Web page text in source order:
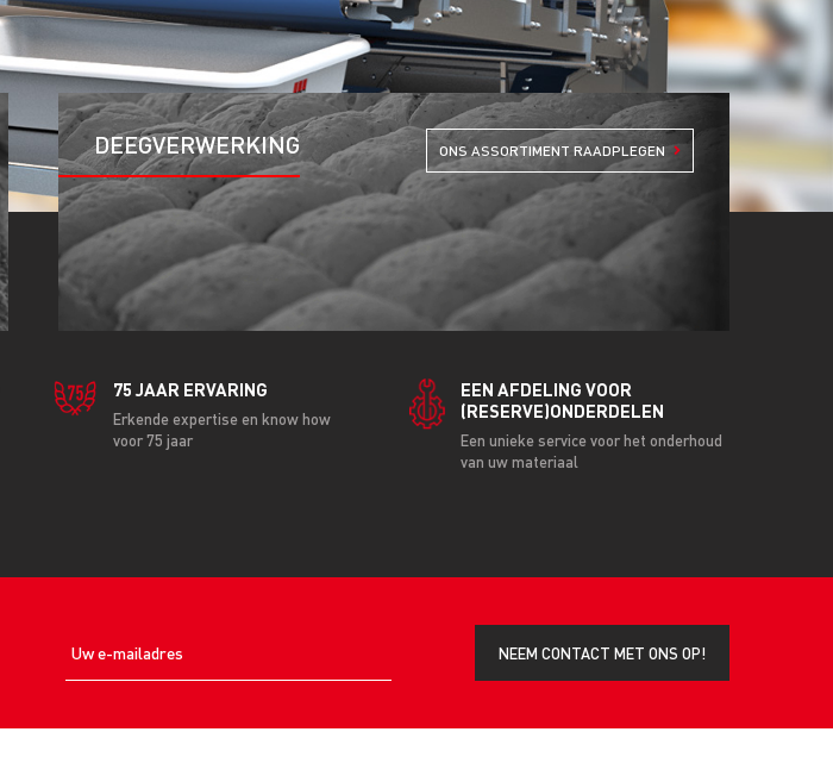
DEEGVERWERKING ONS ASSORTIMENT RAADPLEGEN
75 JAAR ERVARING
Erkende expertise en know how
voor 75 jaar
EEN AFDELING VOOR
(RESERVE)ONDERDELEN
Een unieke service voor het onderhoud
van uw materiaal
NEEM CONTACT MET ONS OP!